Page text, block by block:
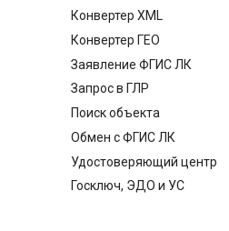
Конвертер XML
Конвертер ГЕО
Заявление ФГИС ЛК
Запрос в ГЛР
Поиск объекта
Обмен с ФГИС ЛК
Удостоверяющий центр
Госключ, ЭДО и УС